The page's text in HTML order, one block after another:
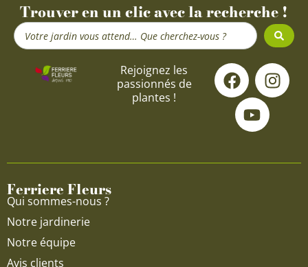
Trouver en un clic avec la recherche !
Search
...
Rejoignez les
passionnés de
plantes !
F
a
c
e
o
I
n
s
g
Y
o
u
t
u
b
Ferriere Fleurs
Qui sommes-nous ?
Notre jardinerie
Notre équipe
Avis clients